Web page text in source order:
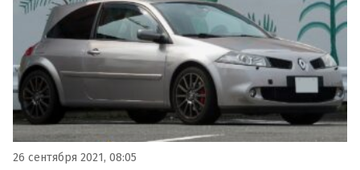
26 сентября 2021, 08:05